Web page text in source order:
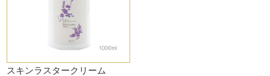
スキンラスタークリーム